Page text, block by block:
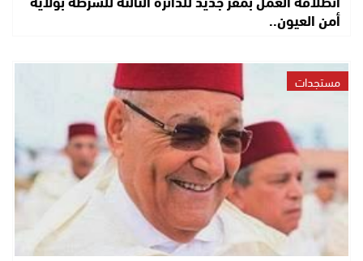
أمن العيون..
مستجدات